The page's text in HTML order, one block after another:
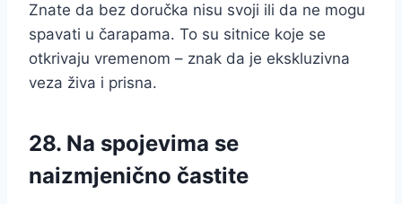
Znate da bez doručka nisu svoji ili da ne mogu
spavati u čarapama. To su sitnice koje se
otkrivaju vremenom – znak da je ekskluzivna
veza živa i prisna.
28. Na spojevima se
naizmjenično častite